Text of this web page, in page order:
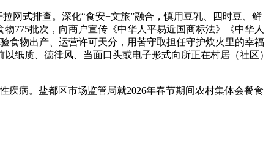
网式排查。深化“食安+文旅”融合，慎用豆乳、四时豆、鲜
775批次，向商户宣传《中华人平易近国商标法》《中华人
食物出产、运营许可天分，用苦守取担任守护炊火里的幸福
纸质、德律风、当面口头或电子形式向所正在村居（社区）
病。盐都区市场监管局就2026年春节期间农村集体会餐食